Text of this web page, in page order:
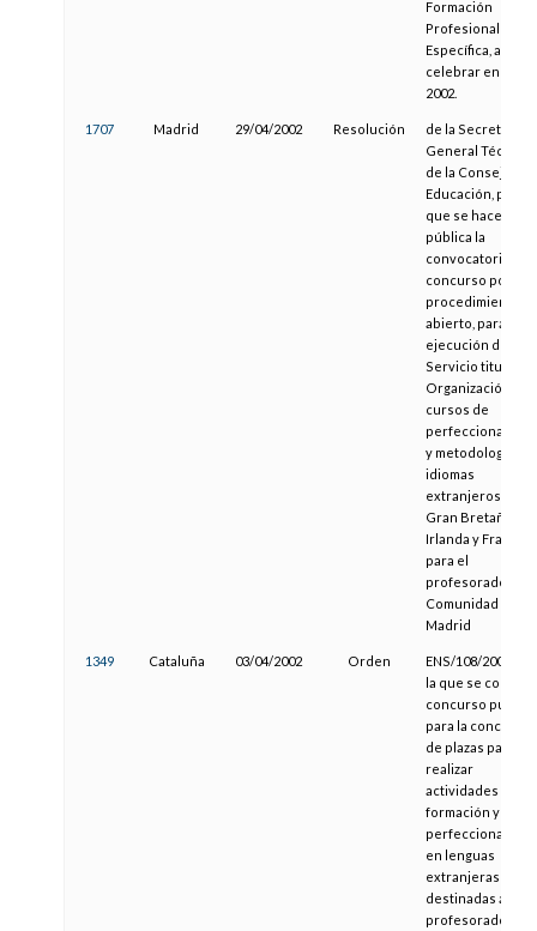
Formación
Profesional
Específica, a
celebrar en el
2002.
1707 Madrid 29/04/2002 Resolución
de la Secretaría
General Técnica
de la Consejería
Educación, por la
que se hace
pública la
convocatoria de
concurso por el
procedimiento
abierto, para la
ejecución del
Servicio titulado
Organización de
cursos de
y metodología de
idiomas
extranjeros en
Gran Bretaña,
Irlanda y Francia
para el
profesorado de
Comunidad de
Madrid
1349 Cataluña 03/04/2002 Orden
ENS/108/2002, por
la que se convoca
concurso público
para la concesión
de plazas para
realizar
actividades de
formación y
en lenguas
extranjeras
destinadas al
profesorado de